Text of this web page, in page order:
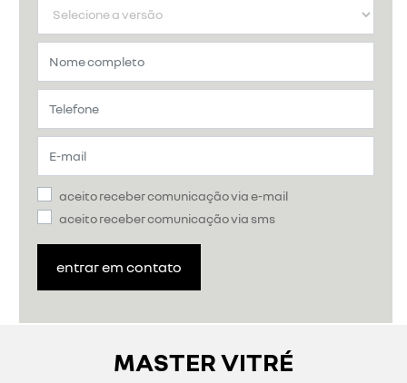
aceito receber comunicação via e-mail
aceito receber comunicação via sms
entrar em contato
MASTER VITRÉ